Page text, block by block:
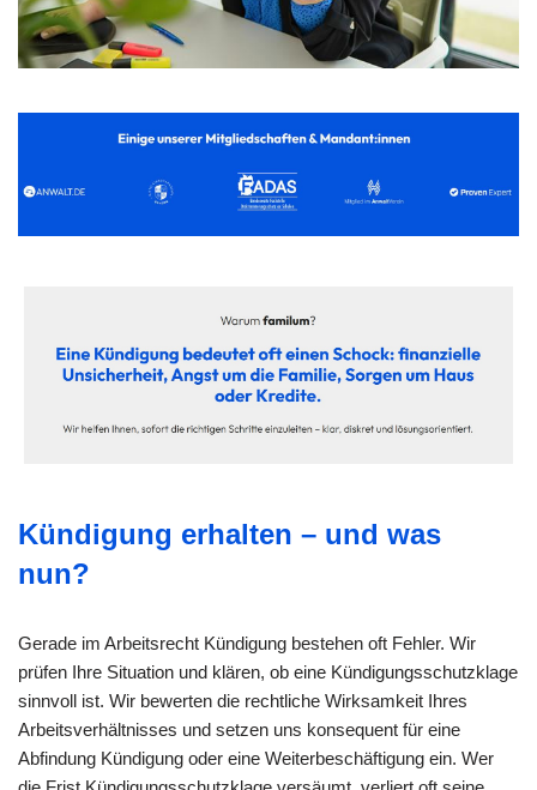
Kündigung erhalten – und was
nun?
Gerade im Arbeitsrecht Kündigung bestehen oft Fehler. Wir
prüfen Ihre Situation und klären, ob eine Kündigungsschutzklage
sinnvoll ist. Wir bewerten die rechtliche Wirksamkeit Ihres
Arbeitsverhältnisses und setzen uns konsequent für eine
Abfindung Kündigung oder eine Weiterbeschäftigung ein. Wer